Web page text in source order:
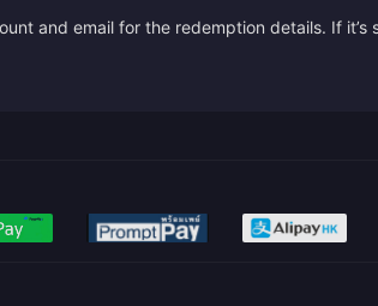
and email for the redemption details. If